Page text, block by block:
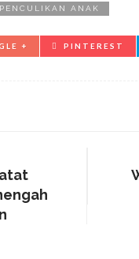
PENCULIKAN ANAK
+ PINTEREST